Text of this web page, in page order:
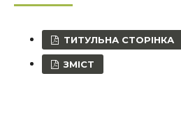
ТИТУЛЬНА СТОРІНКА
ЗМІСТ